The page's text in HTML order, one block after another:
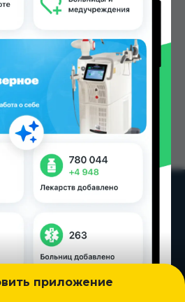
приложение